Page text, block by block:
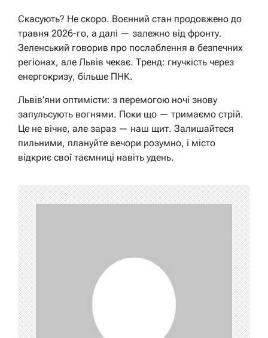
Скасують? Не скоро. Воєнний стан продовжено до
травня 2026-го, а далі — залежно від фронту.
Зеленський говорив про послаблення в безпечних
регіонах, але Львів чекає. Тренд: гнучкість через
енергокризу, більше ПНК.
Львів’яни оптимісти: з перемогою ночі знову
запульсують вогнями. Поки що — тримаємо стрій.
Це не вічне, але зараз — наш щит. Залишайтеся
пильними, плануйте вечори розумно, і місто
відкриє свої таємниці навіть удень.